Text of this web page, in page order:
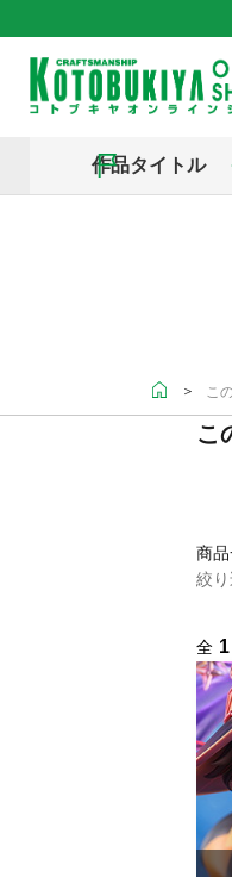
作品タイトル
＞ こ
こ
商
絞
全 1